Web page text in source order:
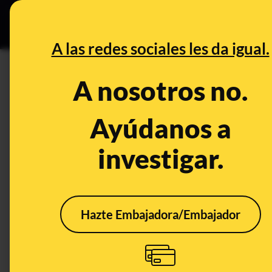
A las redes sociales les da igual.
A nosotros no.
Ayúdanos a
investigar.
Hazte Embajadora/Embajador
Por qué a día de hoy
las vacunas contra la